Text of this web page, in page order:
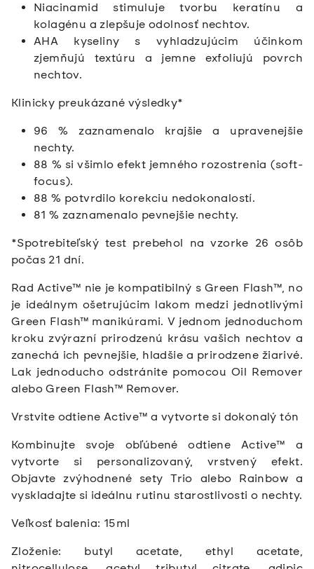
Niacinamid stimuluje tvorbu keratínu a
kolagénu a zlepšuje odolnosť nechtov.
AHA kyseliny s vyhladzujúcim účinkom
zjemňujú textúru a jemne exfoliujú povrch
nechtov.
Klinicky preukázané výsledky*
96 % zaznamenalo krajšie a upravenejšie
nechty.
88 % si všimlo efekt jemného rozostrenia (soft-
focus).
88 % potvrdilo korekciu nedokonalostí.
81 % zaznamenalo pevnejšie nechty.
*Spotrebiteľský test prebehol na vzorke 26 osôb
počas 21 dní.
Rad Active™ nie je kompatibilný s Green Flash™, no
je ideálnym ošetrujúcim lakom medzi jednotlivými
Green Flash™ manikúrami. V jednom jednoduchom
kroku zvýrazní prirodzenú krásu vašich nechtov a
zanechá ich pevnejšie, hladšie a prirodzene žiarivé.
Lak jednoducho odstránite pomocou Oil Remover
alebo Green Flash™ Remover.
Vrstvite odtiene Active™ a vytvorte si dokonalý tón
Kombinujte svoje obľúbené odtiene Active™ a
vytvorte si personalizovaný, vrstvený efekt.
Objavte zvýhodnené sety Trio alebo Rainbow a
vyskladajte si ideálnu rutinu starostlivosti o nechty.
Veľkosť balenia: 15ml
Zloženie: butyl acetate, ethyl acetate,